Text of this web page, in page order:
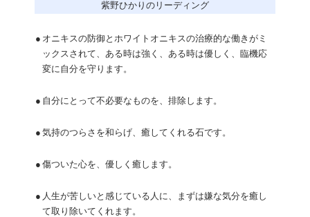
紫野ひかりのリーディング
● オニキスの防御とホワイトオニキスの治療的な働きがミ
ックスされて、ある時は強く、ある時は優しく、臨機応
変に自分を守ります。
● 自分にとって不必要なものを、排除します。
● 気持のつらさを和らげ、癒してくれる石です。
● 傷ついた心を、優しく癒します。
● 人生が苦しいと感じている人に、まずは嫌な気分を癒し
て取り除いてくれます。